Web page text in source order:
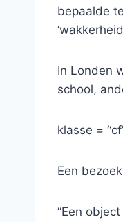
bepaalde
In Londen
school,
klasse =
Een
“Een